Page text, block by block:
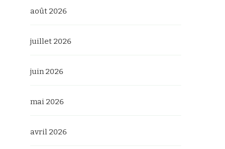
août 2026
juillet 2026
juin 2026
mai 2026
avril 2026